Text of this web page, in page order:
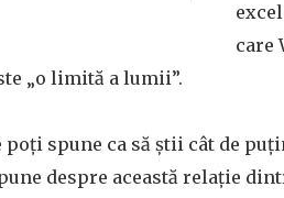
care
„o limită a lumii”.
spune ca să știi cât de
despre această relație